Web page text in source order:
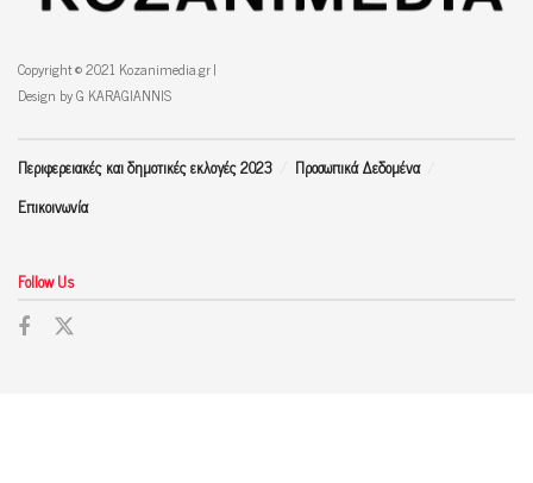
Copyright © 2021 Kozanimedia.gr |
Design by G KARAGIANNIS
Περιφερειακές και δημοτικές εκλογές 2023
Προσωπικά Δεδομένα
Επικοινωνία
Follow Us